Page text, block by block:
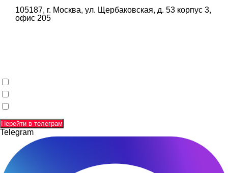
105187, г. Москва, ул. Щербаковская, д. 53 корпус 3,
офис 205
Перейти в телеграм
Telegram